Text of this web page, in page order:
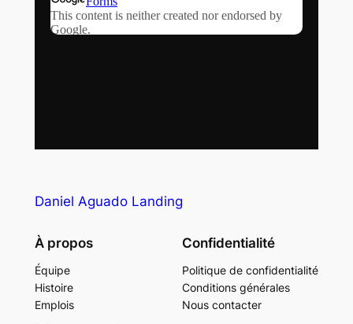
Daniel Aguado Landing
À propos
Équipe
Histoire
Emplois
Confidentialité
Politique de confidentialité
Conditions générales
Nous contacter